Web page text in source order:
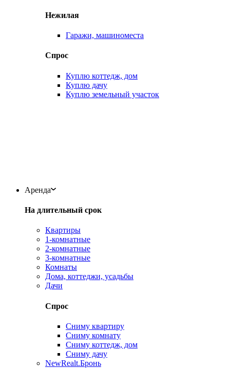
Нежилая
Гаражи, машиноместа
Спрос
Куплю коттедж, дом
Куплю дачу
Куплю земельный участок
Аренда
На длительный срок
Квартиры
1-комнатные
2-комнатные
3-комнатные
Комнаты
Дома, коттеджи, усадьбы
Дачи
Спрос
Сниму квартиру
Сниму комнату
Сниму коттедж, дом
Сниму дачу
NewRealt.Бронь